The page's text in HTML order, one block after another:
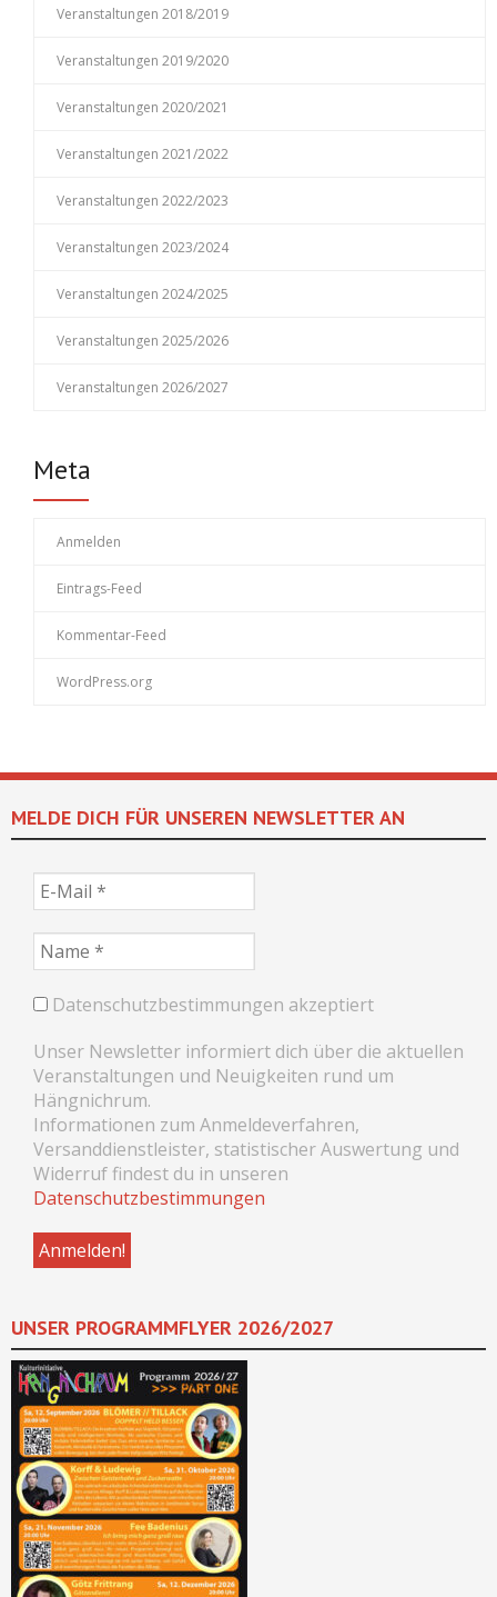
Veranstaltungen 2018/2019
Veranstaltungen 2019/2020
Veranstaltungen 2020/2021
Veranstaltungen 2021/2022
Veranstaltungen 2022/2023
Veranstaltungen 2023/2024
Veranstaltungen 2024/2025
Veranstaltungen 2025/2026
Veranstaltungen 2026/2027
Meta
Anmelden
Eintrags-Feed
Kommentar-Feed
WordPress.org
MELDE DICH FÜR UNSEREN NEWSLETTER AN
Datenschutzbestimmungen akzeptiert
Unser Newsletter informiert dich über die aktuellen
Veranstaltungen und Neuigkeiten rund um
Hängnichrum.
Informationen zum Anmeldeverfahren,
Versanddienstleister, statistischer Auswertung und
Widerruf findest du in unseren
Datenschutzbestimmungen
UNSER PROGRAMMFLYER 2026/2027